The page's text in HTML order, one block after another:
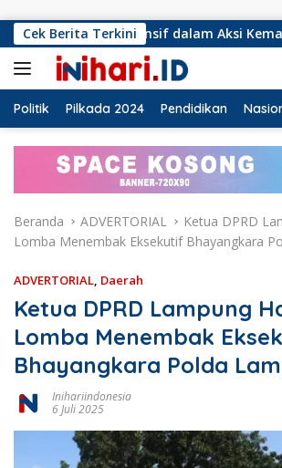
Cek Berita Terkini
dalam Aksi Kemanusiaan
Politik Pilkada 2024 Pendidikan
Beranda ADVERTORIAL
Ketua DPRD
Lomba Menembak Eksekutif Bhayangkara
ADVERTORIAL, Daerah
Ketua DPRD Lampung
Lomba Menembak
Bhayangkara Polda
Inihariindonesia
6 Juli 2025